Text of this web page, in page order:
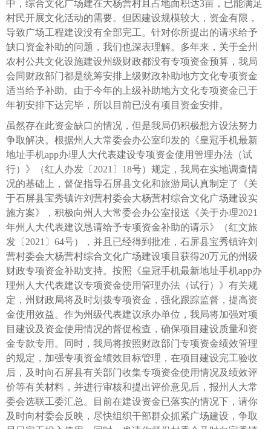
中，综合文化广场建在大杨营村且占地面积达3亩，已能满足
村民开展文化活动的需要。但因建设规模较大，资金有限，
导致广场工程建设没有全部完工。针对你所提出的请求给予
缺口资金补助的问题，我们也深表理解。多年来，关于全州
农村公共文化设施建设州级财政都没有专项资金预算，我局
会同财政部门都是统筹安排上级财政补助地方文化专项资金
适当给予补助。由于今年的上级补助地方文化专项资金已于
年初安排下达完毕，所以目前已没有项目资金安排。
虽然存在此资金缺口的情况，但是我局仍积极想方设法努力
争取解决。根据州人大常委会办公室印发的《皇冠手机最新
地址手机app办理人大代表建设专项资金使用管理办法（试
行）》（红人办发〔2021〕18号）规定，我局在实地调查情
况的基础上，督促指导石屏县文化和旅游局认真制定了《关
于石屏县宝秀镇许刘营村委会大杨营村综合文化广场建设实
施方案》，积极向州人大常委会办公室报送《关于办理2021
年州人大代表建议恳请给予专项资金补助的请示》（红文旅
发〔2021〕64号），并且已经得到批准，石屏县宝秀镇许刘
营村委会大杨营村综合文化广场建设项目获得20万元的州级
财政专项资金补助支持。按照《皇冠手机最新地址手机app办
理州人大代表建议专项资金使用管理办法（试行）》有关规
定，州财政局将及时划拨专项资金，强化跟踪监督，提高资
金使用效益。作为州级代表建议承办单位，我局将加强对项
目建设及资金使用情况的督促检查，确保项目建设质量和资
金专款专用。同时，我局将按照财政部门专项资金绩效管理
的规定，加强专项资金绩效目标管理，在项目建设完工验收
后，及时向石屏县有关部门收集专项资金使用情况及绩效评
价等有关材料，并进行审核和提出评价意见后，报州人大常
委会选联工委汇总。目前在建设资金已落实的情况下，请你
及时向村委会反映，尽快组织干部群众抓紧广场建设，争取